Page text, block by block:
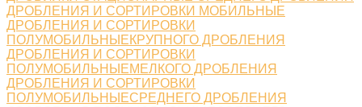
ДРОБЛЕНИЯ И СОРТИРОВКИ МОБИЛЬНЫЕ
ДРОБЛЕНИЯ И СОРТИРОВКИ
ПОЛУМОБИЛЬНЫЕКРУПНОГО ДРОБЛЕНИЯ
ДРОБЛЕНИЯ И СОРТИРОВКИ
ПОЛУМОБИЛЬНЫЕМЕЛКОГО ДРОБЛЕНИЯ
ДРОБЛЕНИЯ И СОРТИРОВКИ
ПОЛУМОБИЛЬНЫЕСРЕДНЕГО ДРОБЛЕНИЯ